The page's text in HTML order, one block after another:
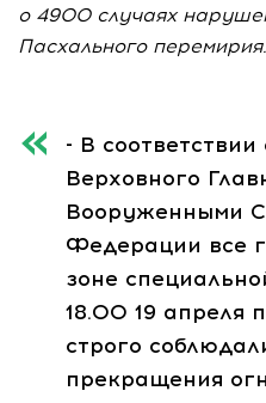
о 4900 случаях
Пасхального перемирия.
- В
Верховного
Вооруженными
Федерации все
зоне
18.00 19 апреля
строго
прекращения